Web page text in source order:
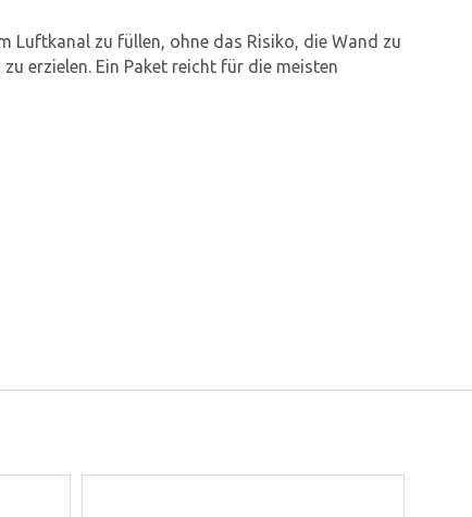
Luftkanal zu füllen, ohne das Risiko, die Wand zu
erzielen. Ein Paket reicht für die meisten